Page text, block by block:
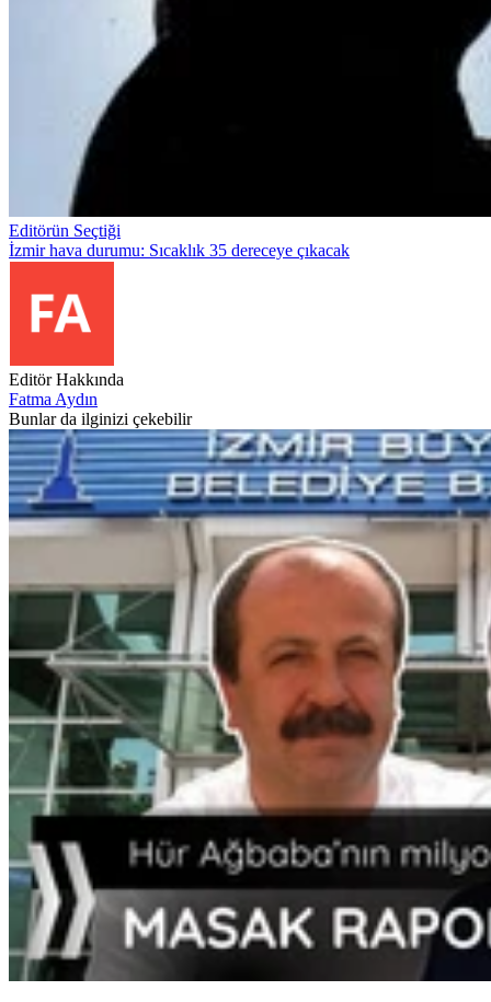
Editörün Seçtiği
İzmir hava durumu: Sıcaklık 35 dereceye çıkacak
Editör Hakkında
Fatma Aydın
Bunlar da ilginizi çekebilir